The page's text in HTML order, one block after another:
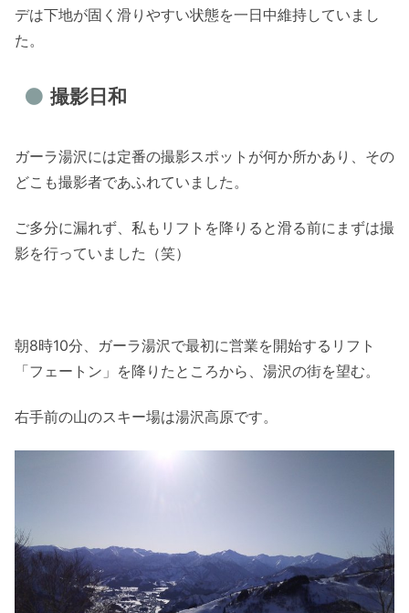
デは下地が固く滑りやすい状態を一日中維持していまし
た。
撮影日和
ガーラ湯沢には定番の撮影スポットが何か所かあり、その
どこも撮影者であふれていました。
ご多分に漏れず、私もリフトを降りると滑る前にまずは撮
影を行っていました（笑）
朝8時10分、ガーラ湯沢で最初に営業を開始するリフト
「フェートン」を降りたところから、湯沢の街を望む。
右手前の山のスキー場は湯沢高原です。